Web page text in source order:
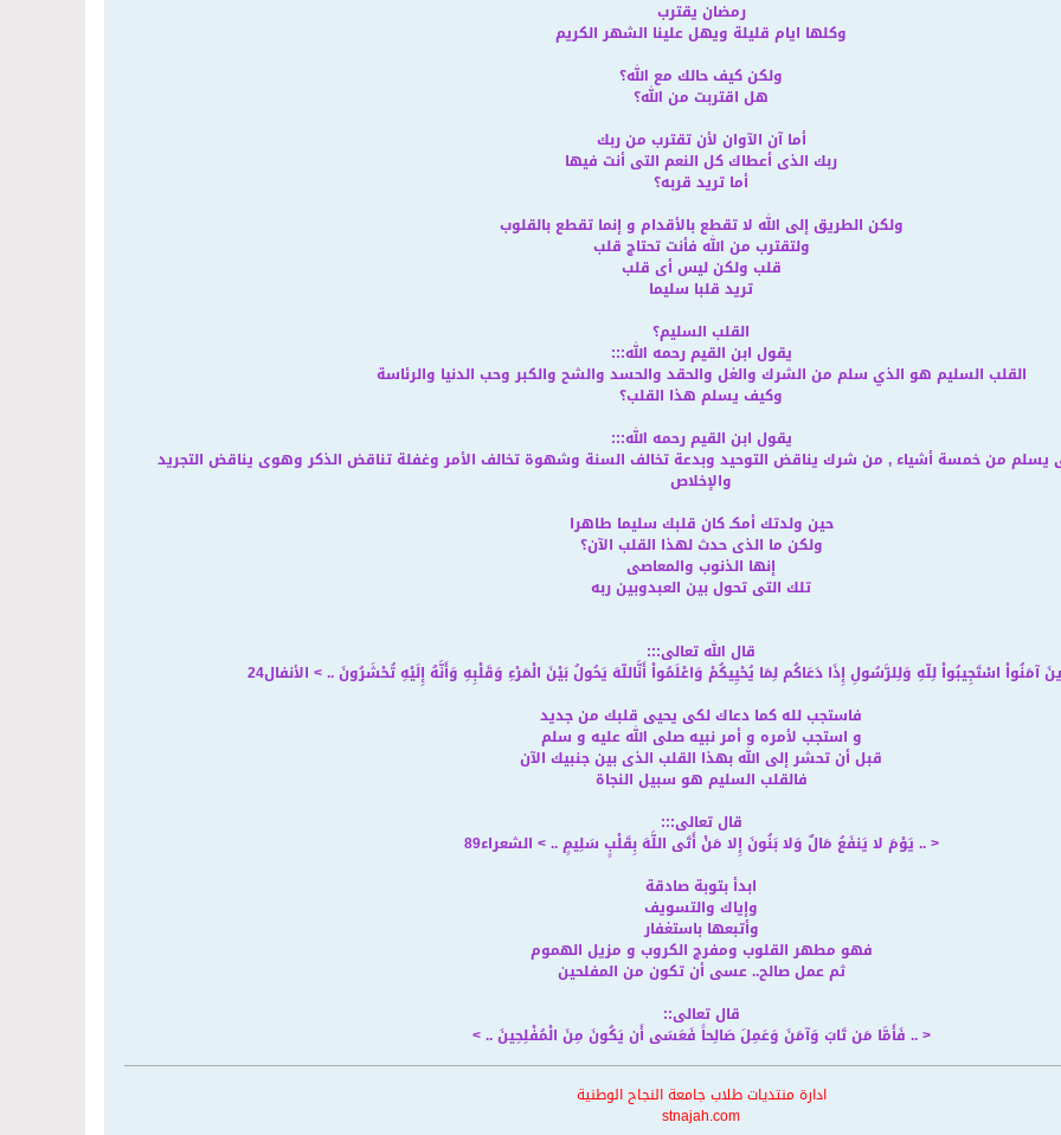
رمضان يقترب
وكلها ايام قليلة ويهل علينا الشهر الكريم
ولكن كيف حالك مع الله؟
هل اقتربت من الله؟
أما آن الآوان لأن تقترب من ربك
ربك الذى أعطاك كل النعم التى أنت فيها
أما تريد قربه؟
ولكن الطريق إلى الله لا تقطع بالأقدام و إنما تقطع بالقلوب
ولتقترب من الله فأنت تحتاج قلب
قلب ولكن ليس أى قلب
تريد قلبا سليما
القلب السليم؟
يقول ابن القيم رحمه الله:::
القلب السليم هو الذي سلم من الشرك والغل والحقد والحسد والشح والكبر وحب الدنيا والرئاسة
وكيف يسلم هذا القلب؟
يقول ابن القيم رحمه الله:::
يسلم من خمسة أشياء , من شرك يناقض التوحيد وبدعة تخالف السنة وشهوة تخالف الأمر وغفلة تناقض الذكر وهوى يناقض التجريد
والإخلاص
حين ولدتك أمكـ كان قلبك سليما طاهرا
ولكن ما الذى حدث لهذا القلب الآن؟
إنها الذنوب والمعاصى
تلك التى تحول بين العبدوبين ربه
قال الله تعالى:::
آمَنُواْ اسْتَجِيبُواْ لِلّهِ وَلِلرَّسُولِ إِذَا دَعَاكُم لِمَا يُحْيِيكُمْ وَاعْلَمُواْ أَنَّاللّهَ يَحُولُ بَيْنَ الْمَرْءِ وَقَلْبِهِ وَأَنَّهُ إِلَيْهِ تُحْشَرُونَ.. > الأنفال24
فاستجب لله كما دعاك لكى يحيى قلبك من جديد
و استجب لأمره و أمر نبيه صلى الله عليه و سلم
قبل أن تحشر إلى الله بهذا القلب الذى بين جنبيك الآن
فالقلب السليم هو سبيل النجاة
قال تعالى:::
< .. يَوْمَ لا يَنفَعُ مَالٌ وَلا بَنُونَ إِلا مَنْ أَتَى اللَّهَ بِقَلْبٍ سَلِيمٍ.. > الشعراء89
ابدأ بتوبة صادقة
وإياك والتسويف
وأتبعها باستغفار
فهو مطهر القلوب ومفرج الكروب و مزيل الهموم
ثم عمل صالح.. عسى أن تكون من المفلحين
قال تعالى::
< .. فَأَمَّا مَن تَابَ وَآمَنَ وَعَمِلَ صَالِحاً فَعَسَى أَن يَكُونَ مِنَ الْمُفْلِحِينَ.. >
ادارة منتديات طلاب جامعة النجاح الوطنية
stnajah.com